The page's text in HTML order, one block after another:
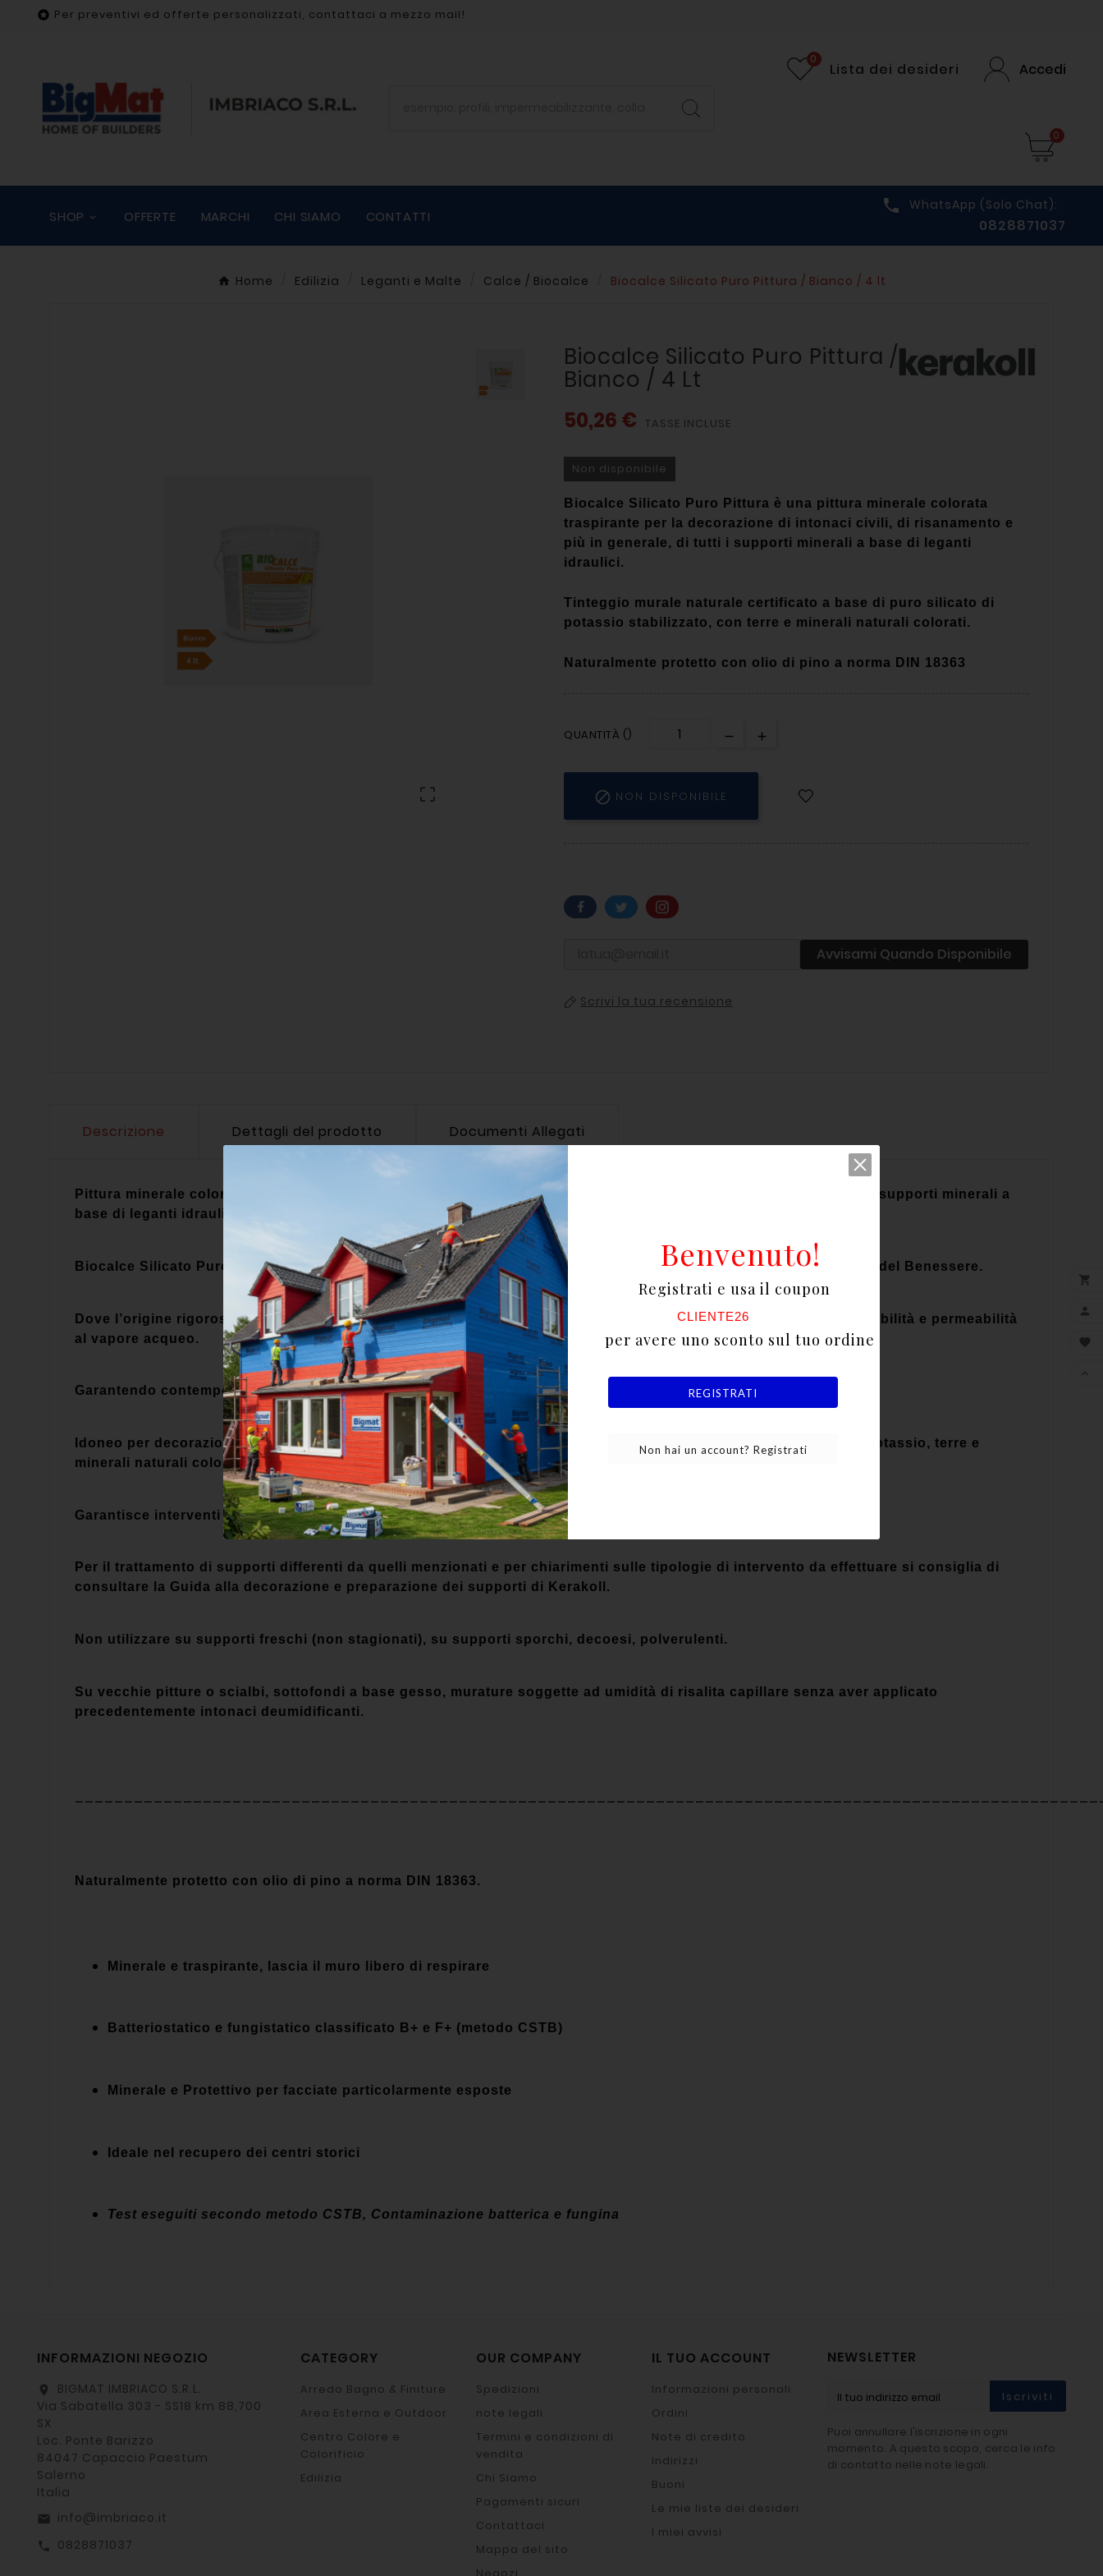
 Per preventivi ed offerte personalizzati, contattaci a mezzo mail!
Lista dei desideri
0
Accedi
0
SHOP OFFERTE MARCHI CHI SIAMO CONTATTI
 WhatsApp (solo Chat):
0828871037
Home Edilizia Leganti e Malte Calce / Biocalce Biocalce Silicato Puro Pittura / Bianco / 4 lt

Biocalce Silicato Puro Pittura /
Bianco / 4 Lt
50,26 € TASSE INCLUSE
Non disponibile
Biocalce Silicato Puro Pittura è una pittura minerale colorata
traspirante per la decorazione di intonaci civili, di risanamento e
più in generale, di tutti i supporti minerali a base di leganti
idraulici.
Tinteggio murale naturale certificato a base di puro silicato di
potassio stabilizzato, con terre e minerali naturali colorati.
Naturalmente protetto con olio di pino a norma DIN 18363
QUANTITÀ ()
 NON DISPONIBILE
Avvisami Quando Disponibile
Scrivi la tua recensione
Descrizione Dettagli del prodotto Documenti Allegati
Pittura minerale colorata traspirante per la decorazione di intonaci civili, di risanamento e più in generale, su tutti i supporti minerali a
base di leganti idraulici.
Biocalce Silicato Puro Pittura è particolarmente adatto per eseguire decorazioni di alto pregio estetico nell’Edilizia del Benessere.
Dove l’origine rigorosamente naturale dei suoi ingredienti assicura il rispetto dei parametri fondamentali di traspirabilità e permeabilità
al vapore acqueo.
Garantendo contemporaneamente una efficace protezione dagli agenti atmosferici e ambientali.
Idoneo per decorazioni nel Restauro Storico, dove la scelta di ingredienti della tradizione come il silicato puro di potassio, terre e
minerali naturali coloranti sapientemente dosati.
Garantisce interventi conservativi nel rispetto delle strutture esistenti e dei materiali originari.
Per il trattamento di supporti differenti da quelli menzionati e per chiarimenti sulle tipologie di intervento da effettuare si consiglia di
consultare la Guida alla decorazione e preparazione dei supporti di Kerakoll.
Non utilizzare su supporti freschi (non stagionati), su supporti sporchi, decoesi, polverulenti.
Su vecchie pitture o scialbi, sottofondi a base gesso, murature soggette ad umidità di risalita capillare senza aver applicato
precedentemente intonaci deumidificanti.
Naturalmente protetto con olio di pino a norma DIN 18363.
Minerale e traspirante, lascia il muro libero di respirare
Batteriostatico e fungistatico classificato B+ e F+ (metodo CSTB)
Minerale e Protettivo per facciate particolarmente esposte
Ideale nel recupero dei centri storici
Test eseguiti secondo metodo CSTB, Contaminazione batterica e fungina
INFORMAZIONI NEGOZIO
location_on
BIGMAT IMBRIACO S.R.L.
Via Sabatella 303 - SS18 km 88,700
SX
Loc. Ponte Barizzo
84047 Capaccio Paestum
Salerno
Italia
email info@imbriaco.it
call 0828871037
CATEGORY
Arredo Bagno & Finiture
Area Esterna e Outdoor
Centro Colore e
Colorificio
Edilizia
OUR COMPANY
Spedizioni
note legali
Termini e condizioni di
vendita
Chi Siamo
Pagamenti sicuri
Contattaci
Mappa del sito
IL TUO ACCOUNT
Informazioni personali
Ordini
Note di credito
Indirizzi
Buoni
Le mie liste dei desideri
I miei avvisi
NEWSLETTER
Iscriviti
Puoi annullare l'iscrizione in ogni
momento. A questo scopo, cerca le info
di contatto nelle note legali.




REGISTRATI
Non hai un account? Registrati
Registrati e usa il coupon
per avere uno sconto sul tuo ordine
CLIENTE26
Benvenuto!